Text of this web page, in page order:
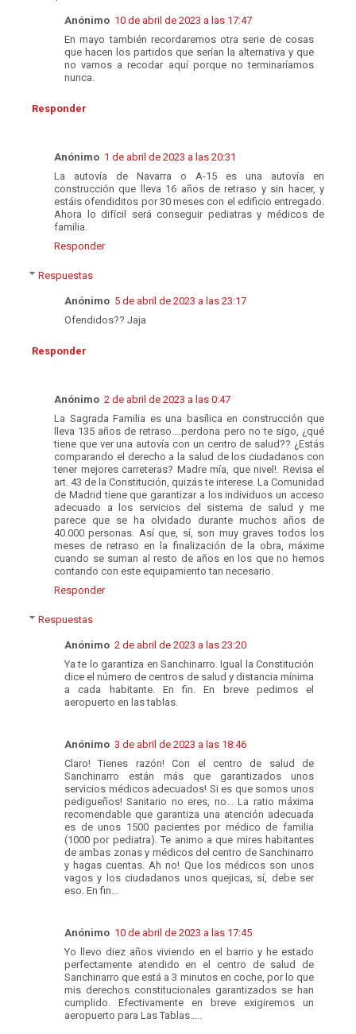
Anónimo 10 de abril de 2023 a las 17:47
En mayo también recordaremos otra serie de cosas
que hacen los partidos que serían la alternativa y que
no vamos a recodar aquí porque no terminaríamos
nunca.
Responder
Anónimo 1 de abril de 2023 a las 20:31
La autovía de Navarra o A-15​ es una autovía en
construcción que lleva 16 años de retraso y sin hacer, y
estáis ofendiditos por 30 meses con el edificio entregado.
Ahora lo difícil será conseguir pediatras y médicos de
familia.
Responder
Respuestas
Anónimo 5 de abril de 2023 a las 23:17
Ofendidos?? Jaja
Responder
Anónimo 2 de abril de 2023 a las 0:47
La Sagrada Familia es una basílica en construcción que
lleva 135 años de retraso....perdona pero no te sigo, ¿qué
tiene que ver una autovía con un centro de salud?? ¿Estás
comparando el derecho a la salud de los ciudadanos con
tener mejores carreteras? Madre mía, que nivel!. Revisa el
art. 43 de la Constitución, quizás te interese. La Comunidad
de Madrid tiene que garantizar a los individuos un acceso
adecuado a los servicios del sistema de salud y me
parece que se ha olvidado durante muchos años de
40.000 personas. Así que, sí, son muy graves todos los
meses de retraso en la finalización de la obra, máxime
cuando se suman al resto de años en los que no hemos
contando con este equipamiento tan necesario.
Responder
Respuestas
Anónimo 2 de abril de 2023 a las 23:20
Ya te lo garantiza en Sanchinarro. Igual la Constitución
dice el número de centros de salud y distancia mínima
a cada habitante. En fin. En breve pedimos el
aeropuerto en las tablas.
Anónimo 3 de abril de 2023 a las 18:46
Claro! Tienes razón! Con el centro de salud de
Sanchinarro están más que garantizados unos
servicios médicos adecuados! Si es que somos unos
pedigueños! Sanitario no eres, no... La ratio máxima
recomendable que garantiza una atención adecuada
es de unos 1500 pacientes por médico de familia
(1000 por pediatra). Te animo a que mires habitantes
de ambas zonas y médicos del centro de Sanchinarro
y hagas cuentas. Ah no! Que los médicos son unos
vagos y los ciudadanos unos quejicas, sí, debe ser
eso. En fin...
Anónimo 10 de abril de 2023 a las 17:45
Yo llevo diez años viviendo en el barrio y he estado
perfectamente atendido en el centro de salud de
Sanchinarro que está a 3 minutos en coche, por lo que
mis derechos constitucionales garantizados se han
cumplido. Efectivamente en breve exigiremos un
aeropuerto para Las Tablas.....